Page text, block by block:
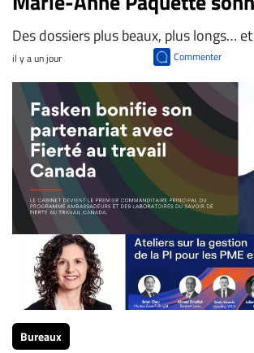
Des dossiers plus beaux, plus longs…
il y a un jour Commenter
Bureaux